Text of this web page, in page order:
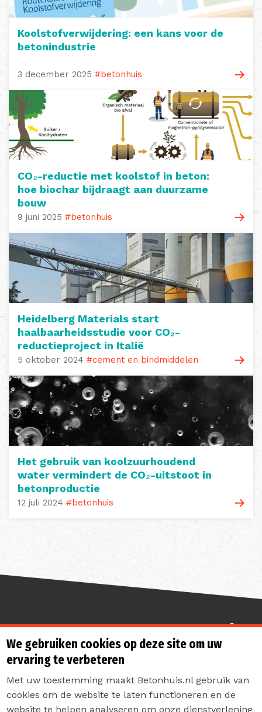
Koolstofverwijdering: een kans voor de
betonindustrie
3 december 2025 #betonhuis
CO₂-reductie met koolstof in beton:
hoe biochar bijdraagt aan duurzame
bouw
9 juni 2025 #betonhuis
Heidelberg Materials start
haalbaarheidsstudie voor CO₂-
reductieproject in Italië
5 oktober 2024 #cement en bindmiddelen
Het gebruik van koolzuurhoudend
water vermindert de CO₂-uitstoot in
betonproductie
12 juli 2024 #betonhuis
Sterk de toekomst in
We gebruiken cookies op deze site om uw
ervaring te verbeteren
Met uw toestemming maakt Betonhuis.nl gebruik van
cookies om de website te laten functioneren en de
website te helpen analyseren om onze dienstverlening